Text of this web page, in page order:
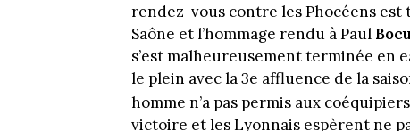
rendez-vous contre les Phocéens
Saône et l’hommage rendu à Paul
s’est malheureusement terminée en
le plein avec la 3e affluence de la
homme n’a pas permis aux
victoire et les Lyonnais espèrent ne